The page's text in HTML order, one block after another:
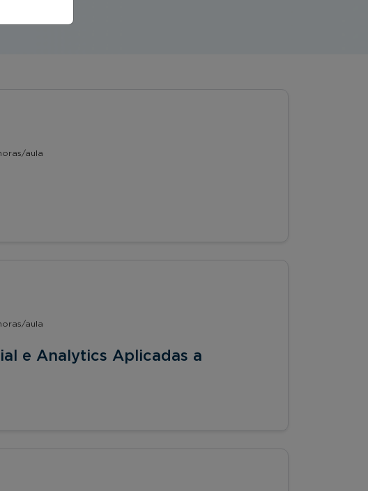
aula
aula
e Analytics Aplicadas a